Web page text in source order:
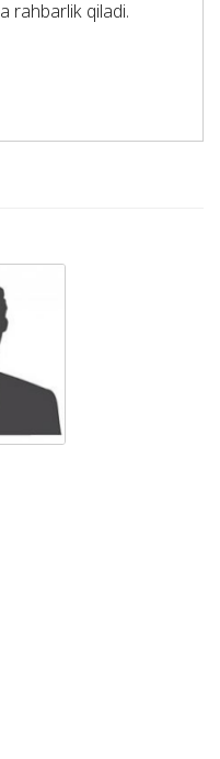
rаhbаrlik qilаdi.